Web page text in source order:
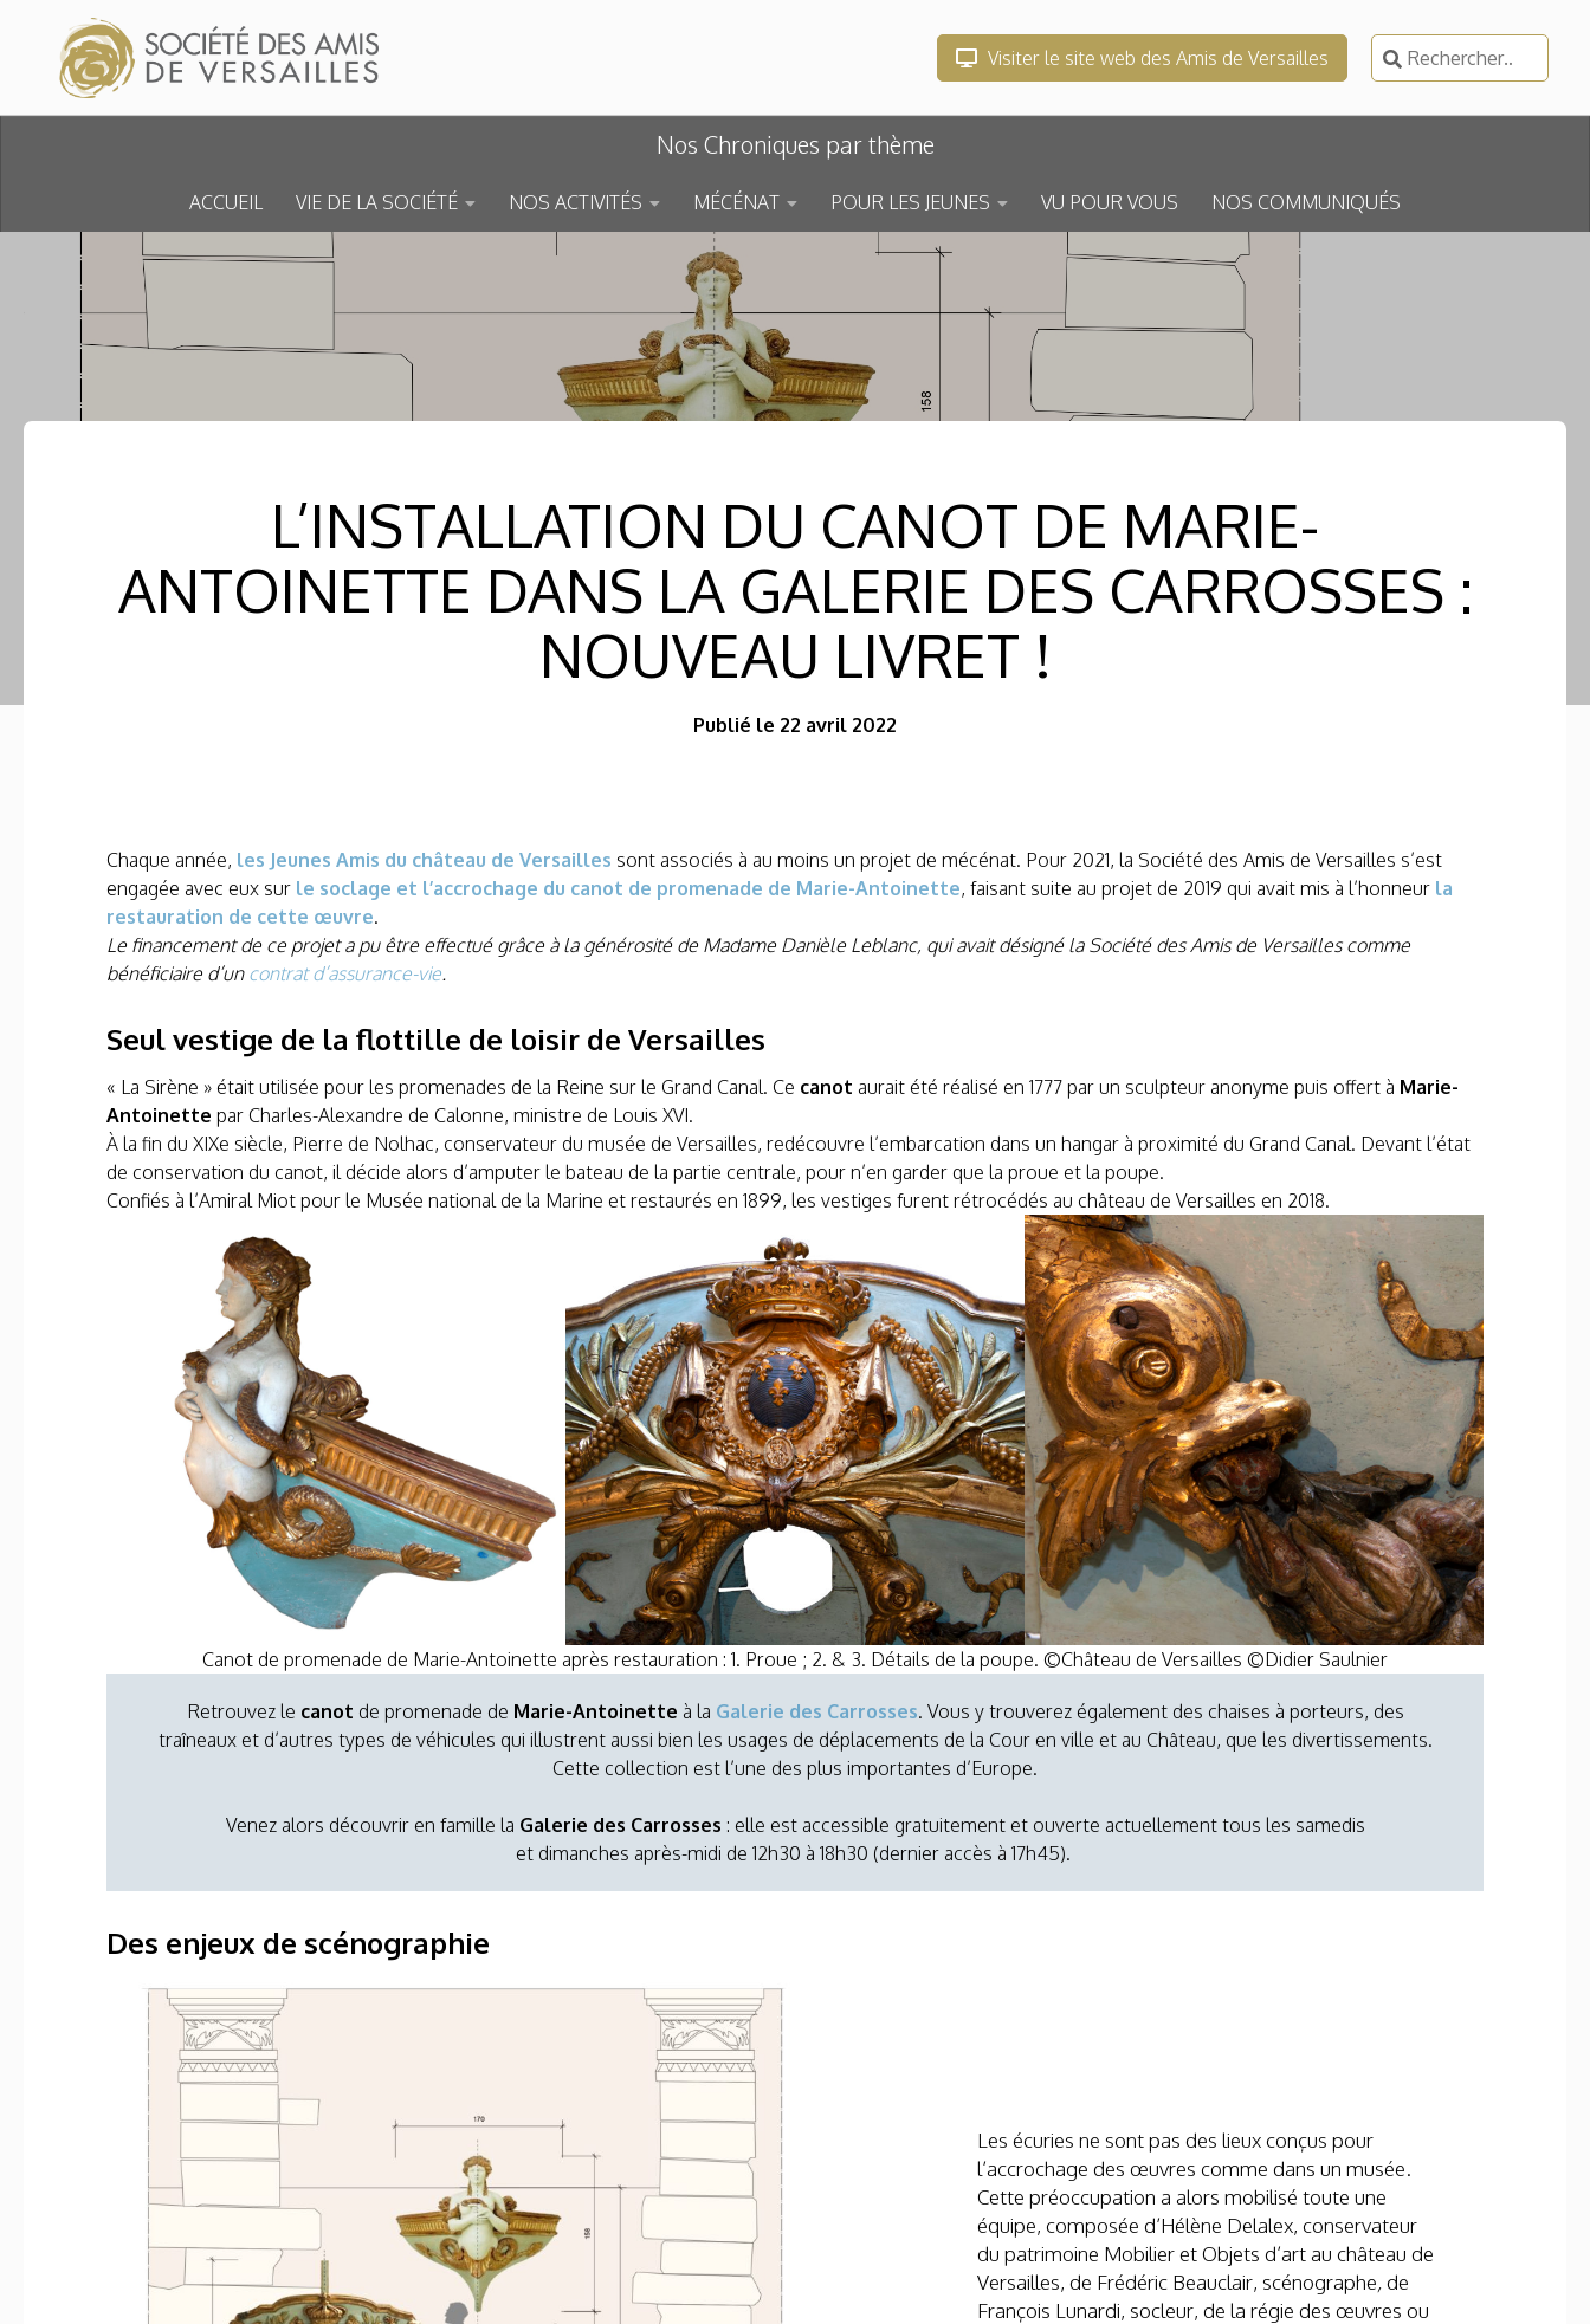
Skip to content
Visiter le site web des Amis de Versailles
Rechercher :
Nos Chroniques par thème
ACCUEIL VIE DE LA SOCIÉTÉ NOS ACTIVITÉS MÉCÉNAT POUR LES JEUNES VU POUR VOUS NOS COMMUNIQUÉS
L’INSTALLATION DU CANOT DE MARIE-
ANTOINETTE DANS LA GALERIE DES CARROSSES :
NOUVEAU LIVRET !
Publié le 22 avril 2022
Chaque année, les Jeunes Amis du château de Versailles sont associés à au moins un projet de mécénat. Pour 2021, la Société des Amis de Versailles s’est
engagée avec eux sur le soclage et l’accrochage du canot de promenade de Marie-Antoinette, faisant suite au projet de 2019 qui avait mis à l’honneur la
restauration de cette œuvre.
Le financement de ce projet a pu être effectué grâce à la générosité de Madame Danièle Leblanc, qui avait désigné la Société des Amis de Versailles comme
bénéficiaire d’un contrat d’assurance-vie.
Seul vestige de la flottille de loisir de Versailles
« La Sirène » était utilisée pour les promenades de la Reine sur le Grand Canal. Ce canot aurait été réalisé en 1777 par un sculpteur anonyme puis offert à Marie-
Antoinette par Charles-Alexandre de Calonne, ministre de Louis XVI.
À la fin du XIXe siècle, Pierre de Nolhac, conservateur du musée de Versailles, redécouvre l’embarcation dans un hangar à proximité du Grand Canal. Devant l’état
de conservation du canot, il décide alors d’amputer le bateau de la partie centrale, pour n’en garder que la proue et la poupe.
Confiés à l’Amiral Miot pour le Musée national de la Marine et restaurés en 1899, les vestiges furent rétrocédés au château de Versailles en 2018.
Canot de promenade de Marie-Antoinette après restauration : 1. Proue ; 2. & 3. Détails de la poupe. ©Château de Versailles ©Didier Saulnier
Retrouvez le canot de promenade de Marie-Antoinette à la Galerie des Carrosses. Vous y trouverez également des chaises à porteurs, des
traîneaux et d’autres types de véhicules qui illustrent aussi bien les usages de déplacements de la Cour en ville et au Château, que les divertissements.
Cette collection est l’une des plus importantes d’Europe.
Venez alors découvrir en famille la Galerie des Carrosses : elle est accessible gratuitement et ouverte actuellement tous les samedis
et dimanches après-midi de 12h30 à 18h30 (dernier accès à 17h45).
Des enjeux de scénographie
Les écuries ne sont pas des lieux conçus pour
l’accrochage des œuvres comme dans un musée.
Cette préoccupation a alors mobilisé toute une
équipe, composée d’Hélène Delalex, conservateur
du patrimoine Mobilier et Objets d’art au château de
Versailles, de Frédéric Beauclair, scénographe,de
François Lunardi, socleur, de la régie des œuvres ou